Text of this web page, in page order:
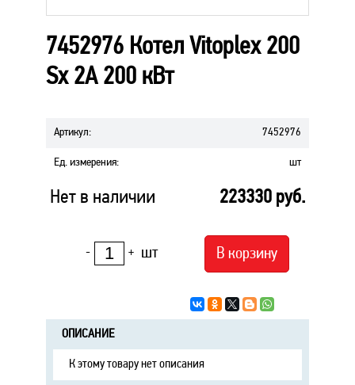
7452976 Котел Vitoplex 200
Sx 2A 200 кВт
Артикул: 7452976
Ед. измерения: шт
Нет в наличии 223330 руб.
- + шт В корзину
ОПИСАНИЕ
К этому товару нет описания